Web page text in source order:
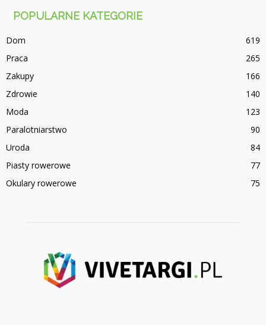
POPULARNE KATEGORIE
Dom
619
Praca
265
Zakupy
166
Zdrowie
140
Moda
123
Paralotniarstwo
90
Uroda
84
Piasty rowerowe
77
Okulary rowerowe
75